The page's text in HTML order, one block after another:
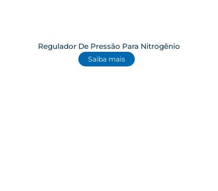
Regulador De Pressão Para Nitrogênio
Saiba mais